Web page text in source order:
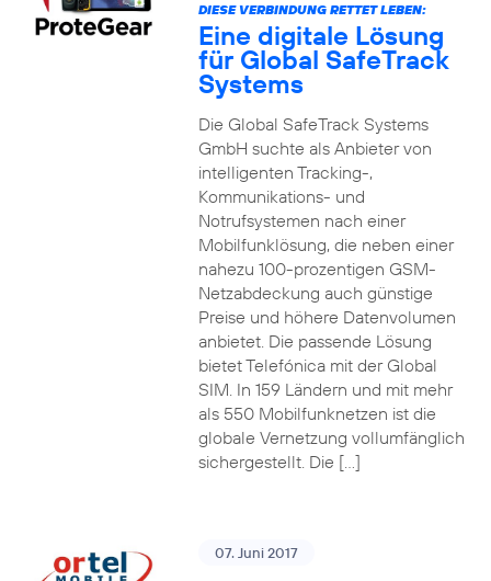
DIESE VERBINDUNG RETTET LEBEN:
Eine digitale Lösung
für Global SafeTrack
Systems
Die Global SafeTrack Systems
GmbH suchte als Anbieter von
intelligenten Tracking-,
Kommunikations- und
Notrufsystemen nach einer
Mobilfunklösung, die neben einer
nahezu 100-prozentigen GSM-
Netzabdeckung auch günstige
Preise und höhere Datenvolumen
anbietet. Die passende Lösung
bietet Telefónica mit der Global
SIM. In 159 Ländern und mit mehr
als 550 Mobilfunknetzen ist die
globale Vernetzung vollumfänglich
sichergestellt. Die […]
07. Juni 2017